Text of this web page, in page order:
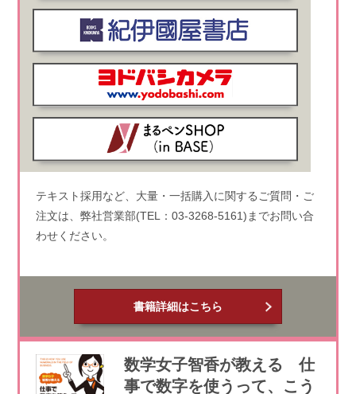
テキスト採用など、大量・一括購入に関するご質問・ご
注文は、弊社営業部(TEL：03-3268-5161)までお問い合
わせください。
書籍詳細はこちら
数学女子智香が教える 仕
事で数字を使うって、こう